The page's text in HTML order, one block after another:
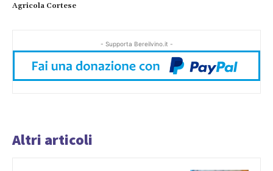
Agricola Cortese
- Supporta Bereilvino.it -
Altri articoli